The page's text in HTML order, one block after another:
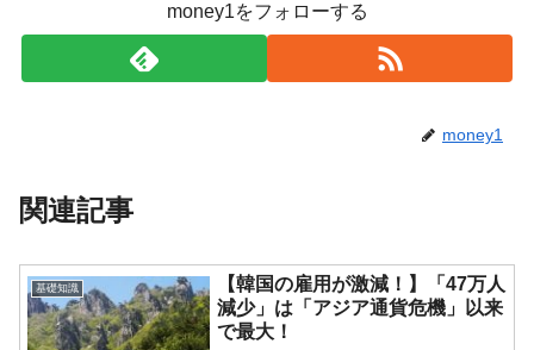
money1をフォローする
money1
関連記事
基礎知識
【韓国の雇用が激減！】「47万人
減少」は「アジア通貨危機」以来
で最大！